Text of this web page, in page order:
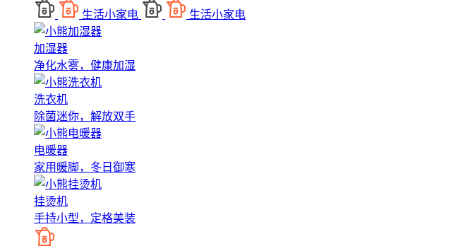
生活小家电 生活小家电
加湿器
净化水雾，健康加湿
洗衣机
除菌迷你，解放双手
电暖器
家用暖脚，冬日御寒
挂烫机
手持小型，定格美装